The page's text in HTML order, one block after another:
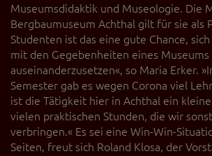
Museumsdidaktik und Museologie. Die
Bergbaumuseum Achthal gilt für sie als
Studenten ist das eine gute Chance,
mit den Gegebenheiten eines Museums
auseinanderzusetzen«, so Maria Erker.
Semester gab es wegen Corona viel
ist die Tätigkeit hier in Achthal ein
vielen praktischen Stunden, die wir
verbringen.« Es sei eine Win-Win-
Seiten, freut sich Roland Klosa, der